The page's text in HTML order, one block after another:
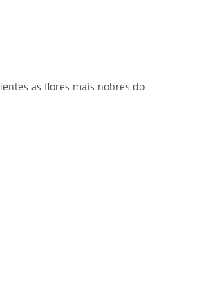
as flores mais nobres do